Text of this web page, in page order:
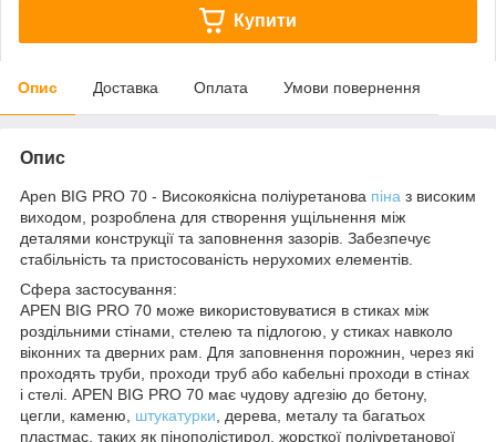
Купити
Опис Доставка Оплата Умови повернення
Опис
Apen BIG PRO 70 - Високоякісна поліуретанова піна з високим
виходом, розроблена для створення ущільнення між
деталями конструкції та заповнення зазорів. Забезпечує
стабільність та пристосованість нерухомих елементів.
Сфера застосування:
APEN BIG PRO 70 може використовуватися в стиках між
роздільними стінами, стелею та підлогою, у стиках навколо
віконних та дверних рам. Для заповнення порожнин, через які
проходять труби, проходи труб або кабельні проходи в стінах
і стелі. APEN BIG PRO 70 має чудову адгезію до бетону,
цегли, каменю, штукатурки , дерева, металу та багатьох
пластмас, таких як пінополістирол, жорсткої поліуретанової